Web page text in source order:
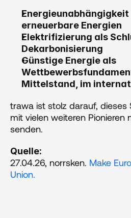
erneuerbare Energien
Elektrifizierung als
Dekarbonisierung
Günstige Energie als
Mittelstand, im
trawa ist stolz darauf, dieses
mit vielen weiteren Pionieren
senden.
Quelle:
27.04.26, norrsken. Make
Union.